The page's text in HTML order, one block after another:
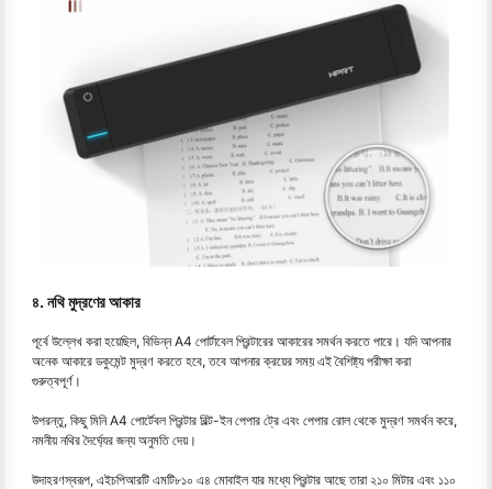
৪. নথি মুদ্রণের আকার
পূর্বে উল্লেখ করা হয়েছিল, বিভিন্ন A4 পোর্টাবেল প্রিন্টারের আকারের সমর্থন করতে পারে। যদি আপনার
অনেক আকারে ডকুমেন্ট মুদ্রণ করতে হবে, তবে আপনার ক্রয়ের সময় এই বৈশিষ্ট্য পরীক্ষা করা
গুরুত্বপূর্ণ।
উপরন্তু, কিছু মিনি A4 পোর্টেবল প্রিন্টার বিল্ট-ইন পেপার ট্রে এবং পেপার রোল থেকে মুদ্রণ সমর্থন করে,
নমনীয় নথির দৈর্ঘ্যের জন্য অনুমতি দেয়।
উদাহরণস্বরূপ, এইচপিআরটি এমটি৮১০ এ৪ মোবাইল যার মধ্যে প্রিন্টার আছে তারা ২১০ মিটার এবং ১১০